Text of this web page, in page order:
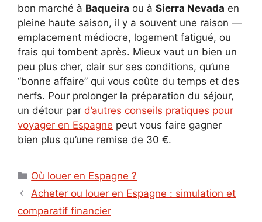
bon marché à Baqueira ou à Sierra Nevada en
pleine haute saison, il y a souvent une raison —
emplacement médiocre, logement fatigué, ou
frais qui tombent après. Mieux vaut un bien un
peu plus cher, clair sur ses conditions, qu’une
“bonne affaire” qui vous coûte du temps et des
nerfs. Pour prolonger la préparation du séjour,
un détour par d’autres conseils pratiques pour
voyager en Espagne peut vous faire gagner
bien plus qu’une remise de 30 €.
Catégories
Où louer en Espagne ?
Acheter ou louer en Espagne : simulation et
comparatif financier